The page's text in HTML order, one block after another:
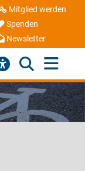
Mitglied werden
Spenden
Newsletter